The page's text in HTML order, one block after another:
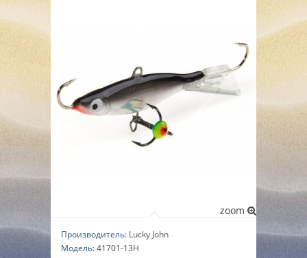
▼
zoom
Производитель: Lucky John
Модель:41701-13H